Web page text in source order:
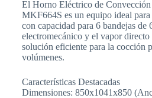
El Horno Eléctrico de
MKF664S es un equipo ideal para
con capacidad para 6 bandejas de
electromecánico y el vapor
solución eficiente para la cocción
volúmenes.
Características Destacadas
Dimensiones: 850x1041x850